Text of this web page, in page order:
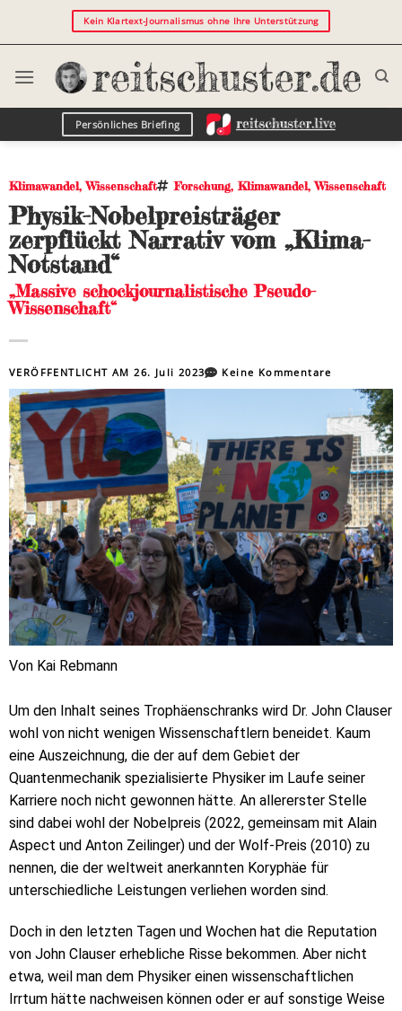
Kein Klartext-Journalismus ohne Ihre Unterstützung
Persönliches Briefing
Klimawandel,Wissenschaft Forschung, Klimawandel,Wissenschaft
Physik-Nobelpreisträger
zerpflückt Narrativ vom „Klima-
Notstand“
„Massive schockjournalistische Pseudo-
Wissenschaft“
VERÖFFENTLICHT AM26. Juli 2023 Keine Kommentare
Von Kai Rebmann
Um den Inhalt seines Trophäenschranks wird Dr. John Clauser
wohl von nicht wenigen Wissenschaftlern beneidet. Kaum
eine Auszeichnung, die der auf dem Gebiet der
Quantenmechanik spezialisierte Physiker im Laufe seiner
Karriere noch nicht gewonnen hätte. An allererster Stelle
sind dabei wohl der Nobelpreis (2022, gemeinsam mit Alain
Aspect und Anton Zeilinger) und der Wolf-Preis (2010) zu
nennen, die der weltweit anerkannten Koryphäe für
unterschiedliche Leistungen verliehen worden sind.
Doch in den letzten Tagen und Wochen hat die Reputation
von John Clauser erhebliche Risse bekommen. Aber nicht
etwa, weil man dem Physiker einen wissenschaftlichen
Irrtum hätte nachweisen können oder er auf sonstige Weise